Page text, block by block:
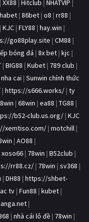
| XX88 | Hitclub | NHATVIP |
| 86bet | o8 | rr88 |
| KJC | FLY88 | hay.win |
go88play.site | CM88 |
bóng đá | 8x bet | kjc |
| BIG88 | Kubet | 789 club |
cai | Sunwin chính thức
| https://s666.works/ | ty
| 68win | ea88 | TG88 |
b52-club.us.org/ | KJC
xemtiso.com/ | motchill |
| AO88 |
xoso66 | 78win | B52club |
rr88.cz/ | 78win | sv368 |
| DH88 | https://shbet-
tv | Fun88 | kubet |
|
| nhà cái lô đề | 78win |